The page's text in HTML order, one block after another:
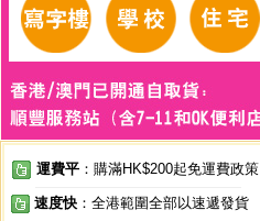
運費平 ：購滿HK$200起免運費政策
速度快 ：全港範圍全部以速遞發貨